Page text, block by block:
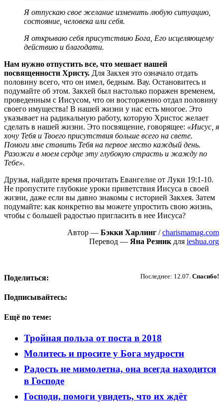
Я отпускаю свое желание изменить любую ситуацию,
состояние, человека или себя.
Я открываю себя присутствию Бога, Его исцеляющему
действию и благодати.
Нам нужно отпустить все, что мешает нашей
посвященности Христу. Для Закхея это означало отдать
половину всего, что он имел, бедным. Вау. Остановитесь и
подумайте об этом. Закхей был настолько поражен временем,
проведенным с Иисусом, что он восторженно отдал половину
своего имущества! В нашей жизни у нас есть многое. Это
указывает на радикальную работу, которую Христос желает
сделать в нашей жизни. Это посвящение, говорящее: «Иисус, я
хочу Тебя и Твоего присутствия больше всего на свете.
Помоги мне ставить Тебя на первое место каждый день.
Разожги в моем сердце эту глубокую страсть и жажду по
Тебе».
Друзья, найдите время прочитать Евангелие от Луки 19:1-10.
Не пропустите глубокие уроки приветствия Иисуса в своей
жизни, даже если вы давно знакомы с историей Закхея. Затем
подумайте: как конкретно вы можете упростить свою жизнь,
чтобы с большей радостью пригласить в нее Иисуса?
Автор — Бэкки Харлинг /charismamag.com
Перевод — Яна Резник для ieshua.org
Последнее: 12.07. Спасибо!
Поделиться:
Подписывайтесь:
Ещё по теме:
Тройная польза от поста в 2018
Молитесь и просите у Бога мудрости
Радость не мимолетна, она всегда находится
в Господе
Господи, помоги увидеть, что их ждёт